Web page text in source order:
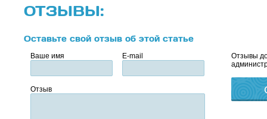
ОТЗЫВЫ:
Оставьте свой отзыв об этой статье
Ваше имя E-mail
Отзыв
Отзывы